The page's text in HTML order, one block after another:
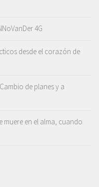
4G
desde el corazón de
de planes y a
muere en el alma, cuando